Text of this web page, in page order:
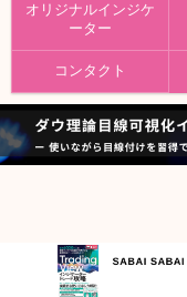
オリジナルインジケ
ーター
コンタクト